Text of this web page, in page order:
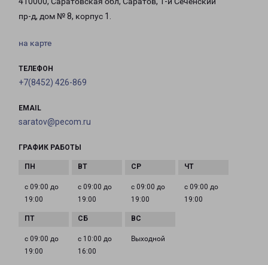
пр-д, дом № 8, корпус 1.
на карте
ТЕЛЕФОН
+7(8452) 426-869
EMAIL
saratov@pecom.ru
ГРАФИК РАБОТЫ
с 09:00 до
19:00
с 09:00 до
19:00
с 09:00 до
19:00
с 09:00 до
19:00
с 09:00 до
19:00
с 10:00 до
16:00
Выходной